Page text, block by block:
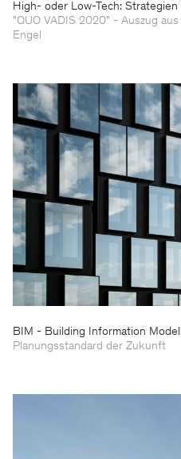
High- oder Low-Tech:
"QUO VADIS 2020" - Auszug
Engel
BIM - Building Information
Planungsstandard der Zukunft